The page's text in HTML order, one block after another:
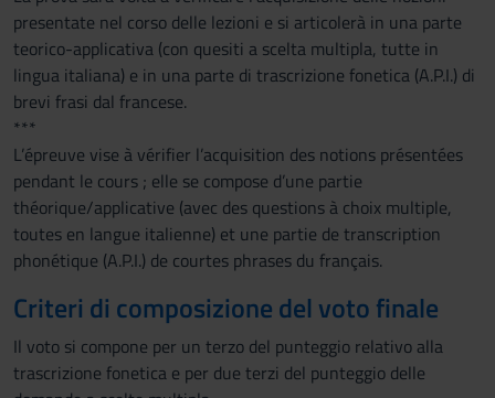
presentate nel corso delle lezioni e si articolerà in una parte
teorico-applicativa (con quesiti a scelta multipla, tutte in
lingua italiana) e in una parte di trascrizione fonetica (A.P.I.) di
brevi frasi dal francese.
***
L’épreuve vise à vérifier l’acquisition des notions présentées
pendant le cours ; elle se compose d’une partie
théorique/applicative (avec des questions à choix multiple,
toutes en langue italienne) et une partie de transcription
phonétique (A.P.I.) de courtes phrases du français.
Criteri di composizione del voto finale
Il voto si compone per un terzo del punteggio relativo alla
trascrizione fonetica e per due terzi del punteggio delle